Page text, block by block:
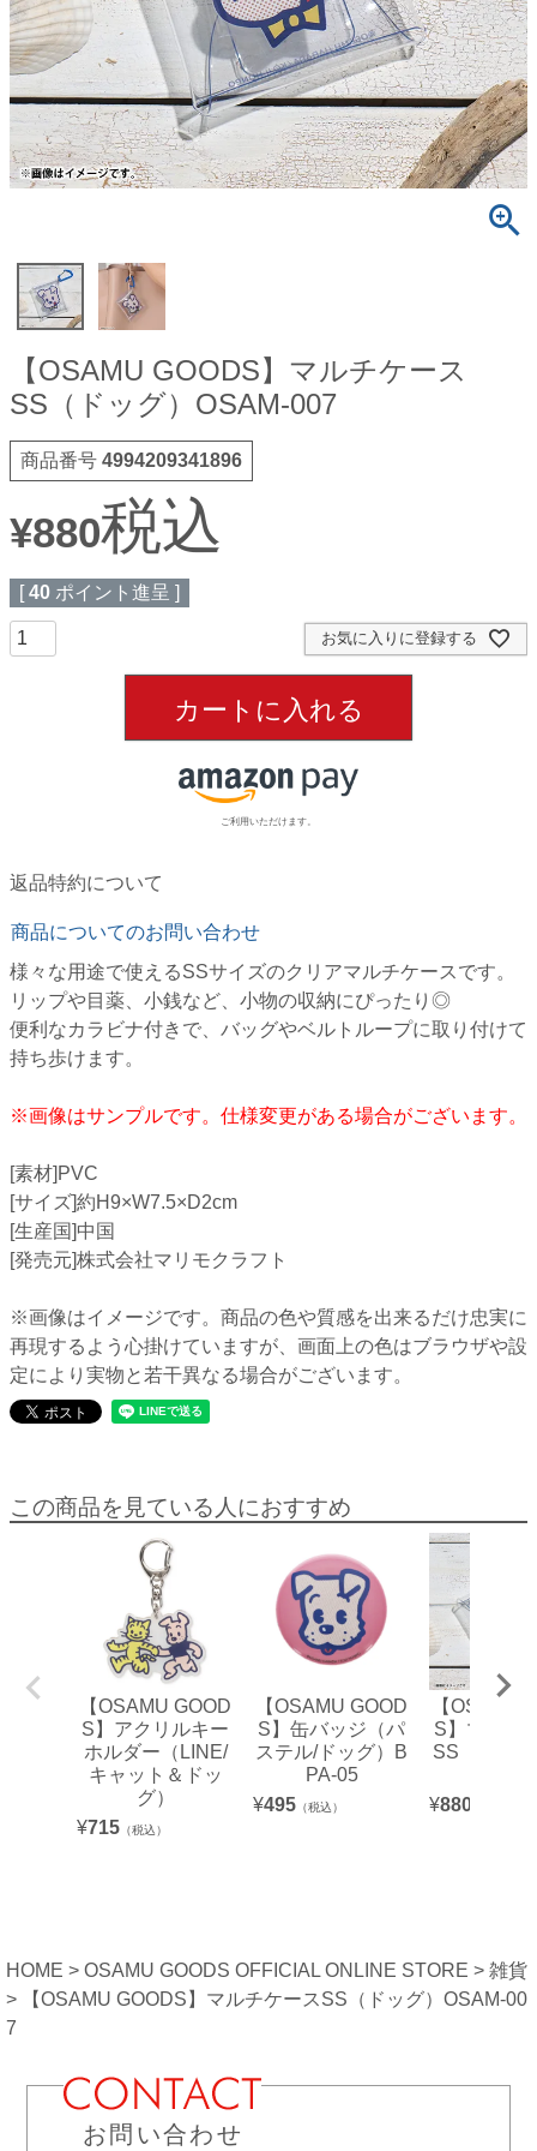
【OSAMU GOODS】マルチケース
SS（ドッグ）OSAM-007
商品番号 4994209341896
¥880税込
[ 40 ポイント進呈 ]
お気に入りに登録する
カートに入れる
ご利用いただけます。
返品特約について
商品についてのお問い合わせ
様々な用途で使えるSSサイズのクリアマルチケースです。
リップや目薬、小銭など、小物の収納にぴったり◎
便利なカラビナ付きで、バッグやベルトループに取り付けて
持ち歩けます。
※画像はサンプルです。仕様変更がある場合がございます。
[素材]PVC
[サイズ]約H9×W7.5×D2cm
[生産国]中国
[発売元]株式会社マリモクラフト
※画像はイメージです。商品の色や質感を出来るだけ忠実に
再現するよう心掛けていますが、画面上の色はブラウザや設
定により実物と若干異なる場合がございます。
この商品を見ている人におすすめ
【OSAMU GOOD
S】アクリルキー
ホルダー（LINE/
キャット＆ドッ
グ）
¥715 （税込）
【OSAMU GOOD
S】缶バッジ（パ
ステル/ドッグ）B
PA-05
¥495 （税込）
【OSAMU
S】マルチ
SS（ベテ
¥880
HOME OSAMU GOODS OFFICIAL ONLINE STORE
雑貨
【OSAMU GOODS】マルチケースSS（ドッグ）OSAM-00
7
お問い合わせ